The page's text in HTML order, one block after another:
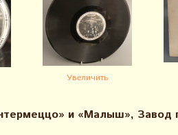
Увеличить
и «Малыш», Завод